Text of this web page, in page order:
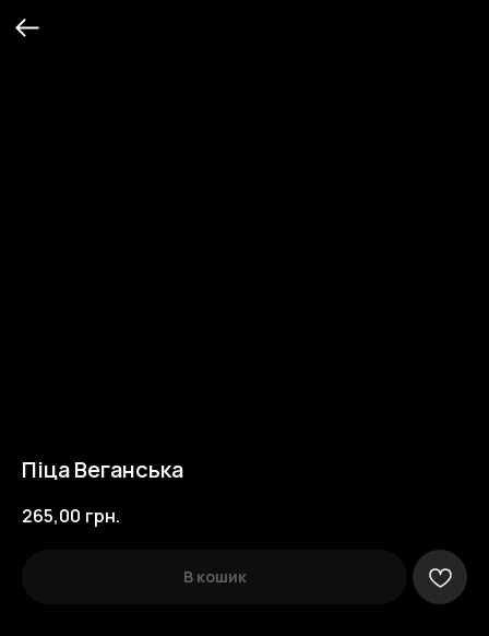
Піца Веганська
265,00 грн.
В кошик